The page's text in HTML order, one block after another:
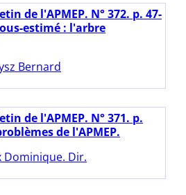
de l'APMEP. N° 372. p. 47-
estimé : l'arbre
Bernard
de l'APMEP. N° 371. p.
de l'APMEP.
Dominique. Dir.